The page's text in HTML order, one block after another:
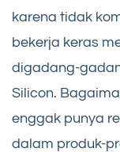
karena tidak
bekerja keras
digadang-
Silicon.
enggak punya
dalam produk-